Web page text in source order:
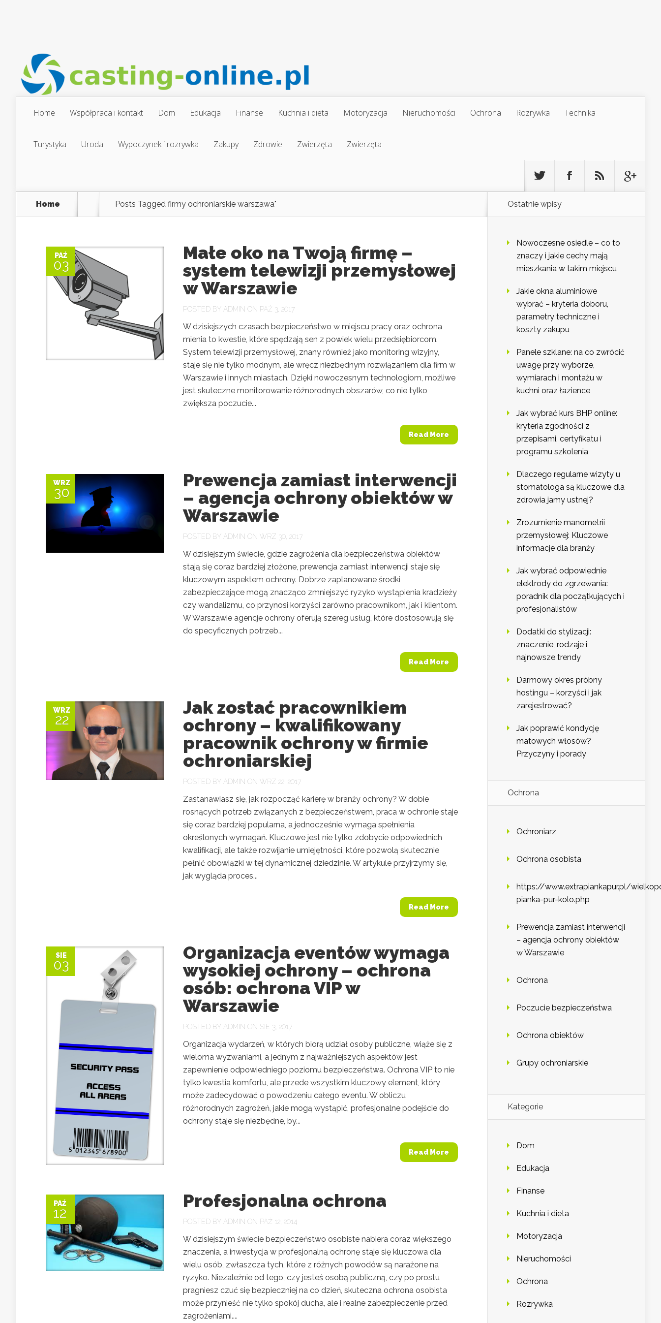
Home Współpraca i kontakt Dom Edukacja Finanse Kuchnia i dieta Motoryzacja Nieruchomości Ochrona Rozrywka Technika
Turystyka Uroda Wypoczynek i rozrywka Zakupy Zdrowie Zwierzęta Zwierzęta
Home Posts Tagged firmy ochroniarskie warszawa"
PAŹ
03
Małe oko na Twoją firmę –
system telewizji przemysłowej
w Warszawie
POSTED BY ADMIN ON PAŹ 3, 2017
W dzisiejszych czasach bezpieczeństwo w miejscu pracy oraz ochrona
mienia to kwestie, które spędzają sen z powiek wielu przedsiębiorcom.
System telewizji przemysłowej, znany również jako monitoring wizyjny,
staje się nie tylko modnym, ale wręcz niezbędnym rozwiązaniem dla firm w
Warszawie i innych miastach. Dzięki nowoczesnym technologiom, możliwe
jest skuteczne monitorowanie różnorodnych obszarów, co nie tylko
zwiększa poczucie...
Read More
WRZ
30
Prewencja zamiast interwencji
– agencja ochrony obiektów w
Warszawie
POSTED BY ADMIN ON WRZ 30, 2017
W dzisiejszym świecie, gdzie zagrożenia dla bezpieczeństwa obiektów
stają się coraz bardziej złożone, prewencja zamiast interwencji staje się
kluczowym aspektem ochrony. Dobrze zaplanowane środki
zabezpieczające mogą znacząco zmniejszyć ryzyko wystąpienia kradzieży
czy wandalizmu, co przynosi korzyści zarówno pracownikom, jak i klientom.
W Warszawie agencje ochrony oferują szereg usług, które dostosowują się
do specyficznych potrzeb...
Read More
WRZ
22
Jak zostać pracownikiem
ochrony – kwalifikowany
pracownik ochrony w firmie
ochroniarskiej
POSTED BY ADMIN ON WRZ 22, 2017
Zastanawiasz się, jak rozpocząć karierę w branży ochrony? W dobie
rosnących potrzeb związanych z bezpieczeństwem, praca w ochronie staje
się coraz bardziej popularna, a jednocześnie wymaga spełnienia
określonych wymagań. Kluczowe jest nie tylko zdobycie odpowiednich
kwalifikacji, ale także rozwijanie umiejętności, które pozwolą skutecznie
pełnić obowiązki w tej dynamicznej dziedzinie. W artykule przyjrzymy się,
jak wygląda proces...
Read More
SIE
03
Organizacja eventów wymaga
wysokiej ochrony – ochrona
osób: ochrona VIP w
Warszawie
POSTED BY ADMIN ON SIE 3, 2017
Organizacja wydarzeń, w których biorą udział osoby publiczne, wiąże się z
wieloma wyzwaniami, a jednym z najważniejszych aspektów jest
zapewnienie odpowiedniego poziomu bezpieczeństwa. Ochrona VIP to nie
tylko kwestia komfortu, ale przede wszystkim kluczowy element, który
może zadecydować o powodzeniu całego eventu. W obliczu
różnorodnych zagrożeń, jakie mogą wystąpić, profesjonalne podejście do
ochrony staje się niezbędne, by...
Read More
PAŹ
12
Profesjonalna ochrona
POSTED BY ADMIN ON PAŹ 12, 2014
W dzisiejszym świecie bezpieczeństwo osobiste nabiera coraz większego
znaczenia, a inwestycja w profesjonalną ochronę staje się kluczowa dla
wielu osób, zwłaszcza tych, które z różnych powodów są narażone na
ryzyko. Niezależnie od tego, czy jesteś osobą publiczną, czy po prostu
pragniesz czuć się bezpieczniej na co dzień, skuteczna ochrona osobista
może przynieść nie tylko spokój ducha, ale i realne zabezpieczenie przed
zagrożeniami....
Ostatnie wpisy
Nowoczesne osiedle – co to
znaczy i jakie cechy mają
mieszkania w takim miejscu
Jakie okna aluminiowe
wybrać – kryteria doboru,
parametry techniczne i
koszty zakupu
Panele szklane: na co zwrócić
uwagę przy wyborze,
wymiarach i montażu w
kuchni oraz łazience
Jak wybrać kurs BHP online:
kryteria zgodności z
przepisami, certyfikatu i
programu szkolenia
Dlaczego regularne wizyty u
stomatologa są kluczowe dla
zdrowia jamy ustnej?
Zrozumienie manometrii
przemysłowej: Kluczowe
informacje dla branży
Jak wybrać odpowiednie
elektrody do zgrzewania:
poradnik dla początkujących i
profesjonalistów
Dodatki do stylizacji:
znaczenie, rodzaje i
najnowsze trendy
Darmowy okres próbny
hostingu – korzyści i jak
zarejestrować?
Jak poprawić kondycję
matowych włosów?
Przyczyny i porady
Ochrona
Ochroniarz
Ochrona osobista
https://www.extrapiankapur.pl/
pianka-pur-kolo.php
Prewencja zamiast interwencji
– agencja ochrony obiektów
w Warszawie
Ochrona
Poczucie bezpieczeństwa
Ochrona obiektów
Grupy ochroniarskie
Kategorie
Dom
Edukacja
Finanse
Kuchnia i dieta
Motoryzacja
Nieruchomości
Ochrona
Rozrywka